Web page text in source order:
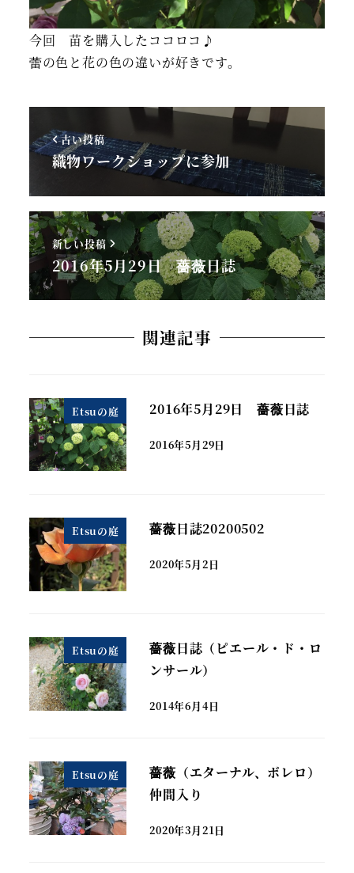
今回 苗を購入したココロコ♪
蕾の色と花の色の違いが好きです。
古い投稿
織物ワークショップに参加
新しい投稿
2016年5月29日 薔薇日誌
関連記事
Etsuの庭 2016年5月29日 薔薇日誌
2016年5月29日
Etsuの庭 薔薇日誌20200502
2020年5月2日
Etsuの庭
薔薇日誌（ピエール・ド・ロ
ンサール）
2014年6月4日
Etsuの庭
薔薇（エターナル、ボレロ）
仲間入り
2020年3月21日